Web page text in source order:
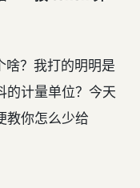
？我打的明明是
的计量单位？今天
教你怎么少给